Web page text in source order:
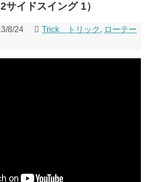
イドスイング 1）
8/24 Trick トリック , ローテー